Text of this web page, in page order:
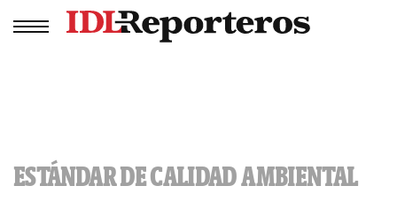
ESTÁNDAR DE CALIDAD AMBIENTAL